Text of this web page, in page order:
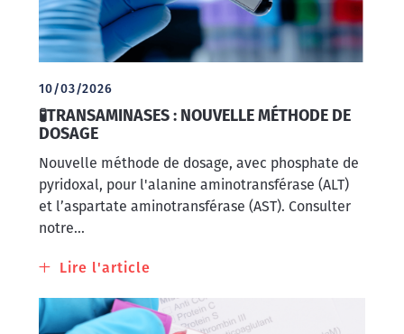
urinaire
10/03/2026
🧪TRANSAMINASES : NOUVELLE MÉTHODE DE
DOSAGE
Nouvelle méthode de dosage, avec phosphate de
pyridoxal, pour l'alanine aminotransférase (ALT)
et l’aspartate aminotransférase (AST). Consulter
notre...
Lire l'article
de